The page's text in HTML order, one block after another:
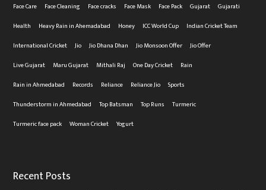
Face Care
Face Cleaning Face cracks Face Mask Face Pack Gujarat
Gujarati
Health
Heavy Rain in Ahemadabad Honey ICC World Cup
Indian Cricket Team
International Cricket
Jio Jio Dhana Dhan Jio Monsoon Offer
Jio Offer
Live Gujarat
Maru Gujarat Mithali Raj One Day Cricket
Rain
Rain in Ahmedabad
Records Reliance Reliance Jio
Sports
Thunderstorm in Ahmedabad
Top Batsman Top Runs
Turmeric
Turmeric face pack
Woman Cricket Yogurt
Recent Posts